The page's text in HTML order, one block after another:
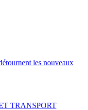
les nouveaux
TRANSPORT